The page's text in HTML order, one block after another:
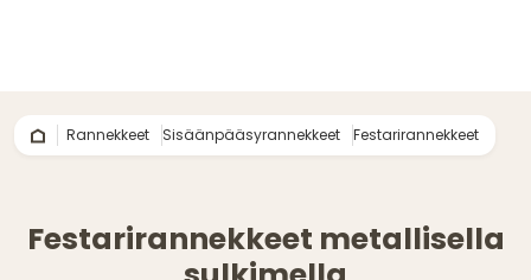
Rannekkeet Sisäänpääsyrannekkeet Festarirannekkeet
Festarirannekkeet metallisella